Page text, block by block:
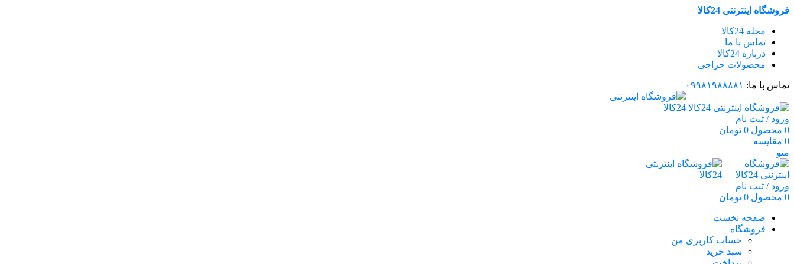
فروشگاه اینترنتی 24کالا
مجله 24کالا
تماس با ما
درباره 24کالا
محصولات حراجی
تماس با ما: ۰۹۹۸۱۹۸۸۸۸۱
ورود / ثبت نام
0 محصول 0 تومان
0 مقایسه
منو
ورود / ثبت نام
0 محصول 0 تومان
صفحه نخست
فروشگاه
حساب کاربری من
سبد خرید